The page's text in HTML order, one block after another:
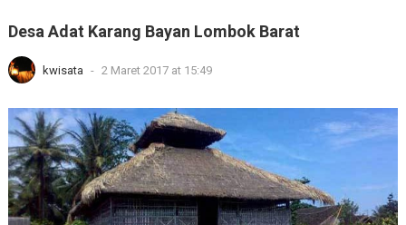
Desa Adat Karang Bayan Lombok Barat
kwisata - 2 Maret 2017 at 15:49